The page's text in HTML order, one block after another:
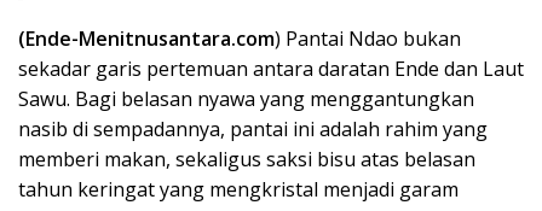
(Ende-Menitnusantara.com) Pantai Ndao bukan
sekadar garis pertemuan antara daratan Ende dan Laut
Sawu. Bagi belasan nyawa yang menggantungkan
nasib di sempadannya, pantai ini adalah rahim yang
memberi makan, sekaligus saksi bisu atas belasan
tahun keringat yang mengkristal menjadi garam